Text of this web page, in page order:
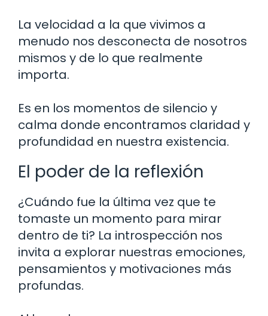
La velocidad a la que vivimos a
menudo nos desconecta de nosotros
mismos y de lo que realmente
importa.
Es en los momentos de silencio y
calma donde encontramos claridad y
profundidad en nuestra existencia.
El poder de la reflexión
¿Cuándo fue la última vez que te
tomaste un momento para mirar
dentro de ti? La introspección nos
invita a explorar nuestras emociones,
pensamientos y motivaciones más
profundas.